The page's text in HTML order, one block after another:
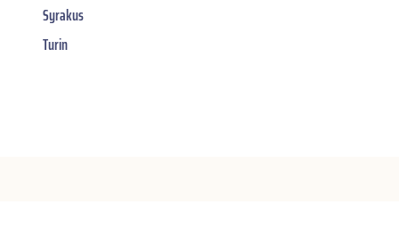
Syrakus
Turin